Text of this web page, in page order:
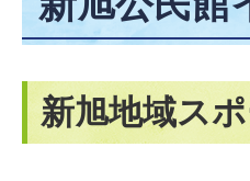
新旭地域ス